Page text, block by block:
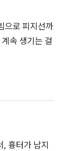
으로 피지선까
속 생기는 걸
, 흉터가 남지